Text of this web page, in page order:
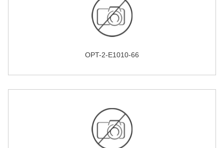
OPT-2-E1010-66